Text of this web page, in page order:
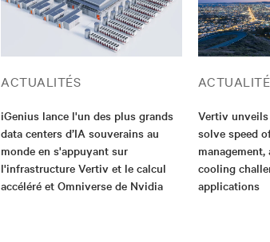
ACTUALITÉS
iGenius lance l'un des plus grands
data centers d’IA souverains au
monde en s'appuyant sur
l'infrastructure Vertiv et le calcul
accéléré et Omniverse de Nvidia
Vertiv
solve speed
cooling
applications